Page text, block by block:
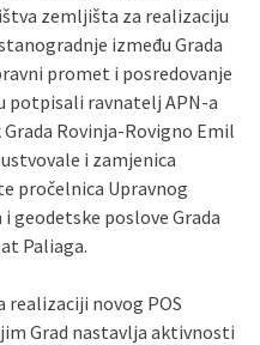
zemljišta za realizaciju
između Grada
promet i posredovanje
potpisali ravnatelj APN-a
Rovinja-Rovigno Emil
i zamjenica
pročelnica Upravnog
geodetske poslove Grada
Paliaga.
realizaciji novog POS
Grad nastavlja aktivnosti